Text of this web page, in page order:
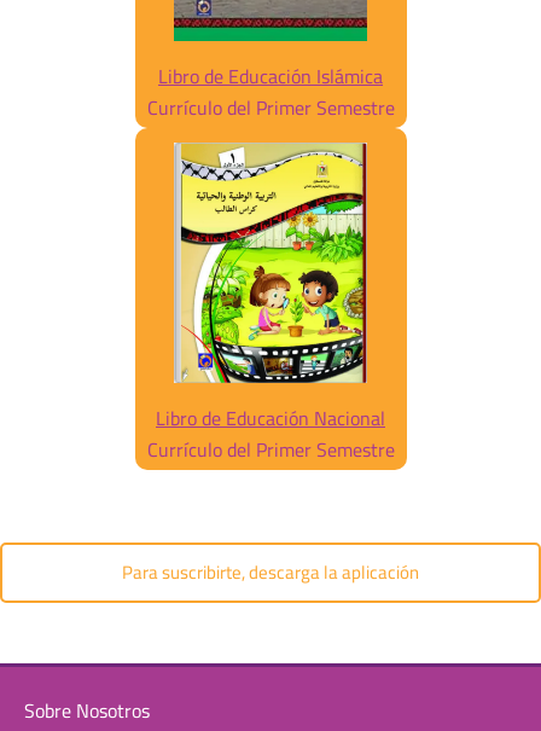
Libro de Educación Islámica
Currículo del Primer Semestre
Libro de Educación Nacional
Currículo del Primer Semestre
Para suscribirte, descarga la aplicación
Sobre Nosotros